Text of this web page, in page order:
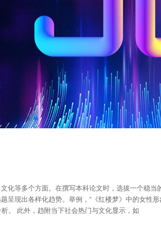
等多个方面。在撰写本科论文时，选拔一个稳当
现出各样化趋势。举例，“《红楼梦》中的女性
。 此外，趋附当下社会热门与文化显示，如